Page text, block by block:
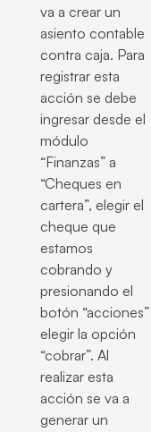
va a crear un
asiento contable
contra caja. Para
registrar esta
acción se debe
ingresar desde el
módulo
“Finanzas” a
“Cheques en
cartera”, elegir el
cheque que
estamos
cobrando y
presionando el
botón “acciones”
elegir la opción
“cobrar”. Al
realizar esta
acción se va a
generar un